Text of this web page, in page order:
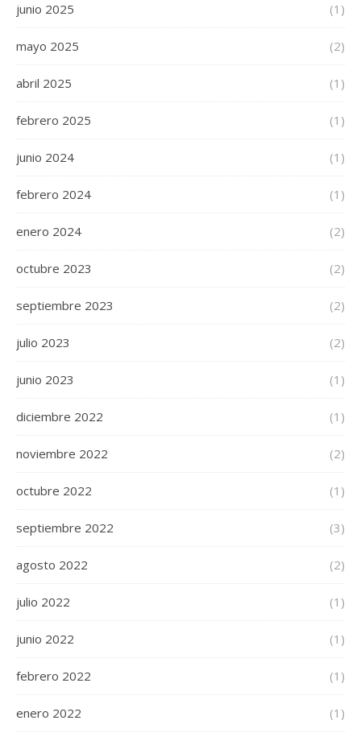
junio 2025 (1)
mayo 2025 (2)
abril 2025 (1)
febrero 2025 (1)
junio 2024 (1)
febrero 2024 (1)
enero 2024 (2)
octubre 2023 (2)
septiembre 2023 (2)
julio 2023 (2)
junio 2023 (1)
diciembre 2022 (1)
noviembre 2022 (2)
octubre 2022 (1)
septiembre 2022 (3)
agosto 2022 (2)
julio 2022 (1)
junio 2022 (1)
febrero 2022 (1)
enero 2022 (1)